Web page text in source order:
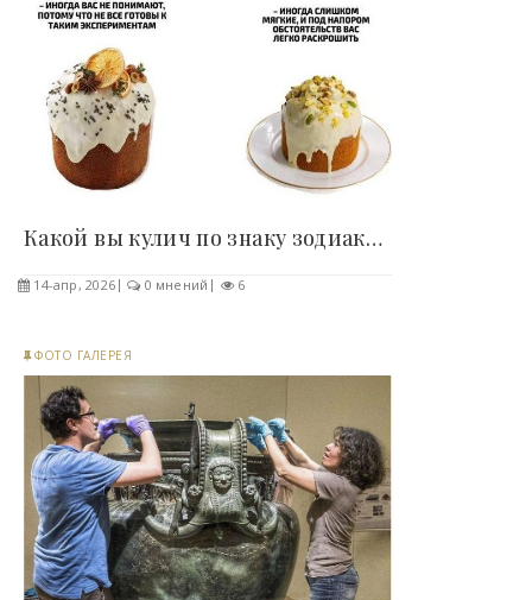
Какой вы кулич по знаку зодиака (6 фото) -..
14-апр, 2026 0 мнений 6
ФОТО ГАЛЕРЕЯ